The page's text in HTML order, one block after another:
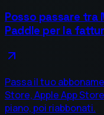
Posso passare
Paddle per la
Passa il tuo
Store, Apple App
piano, poi riabbonati.